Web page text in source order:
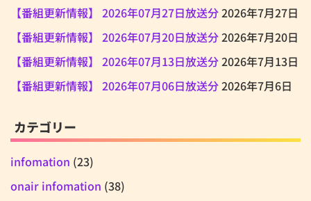
【番組更新情報】 2026年07月27日放送分2026年7月27日
【番組更新情報】 2026年07月20日放送分2026年7月20日
【番組更新情報】 2026年07月13日放送分2026年7月13日
【番組更新情報】 2026年07月06日放送分2026年7月6日
カテゴリー
infomation (23)
onair infomation (38)